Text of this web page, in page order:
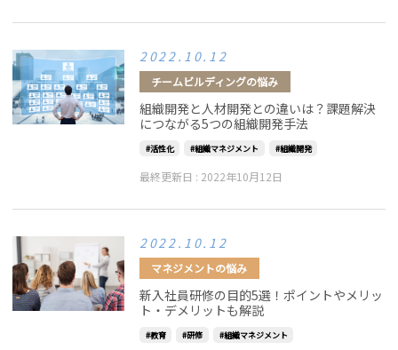
2022.10.12
チームビルディングの悩み
組織開発と人材開発との違いは？課題解決
につながる5つの組織開発手法
活性化 組織マネジメント 組織開発
最終更新日 : 2022年10月12日
2022.10.12
マネジメントの悩み
新入社員研修の目的5選！ポイントやメリッ
ト・デメリットも解説
教育 研修 組織マネジメント